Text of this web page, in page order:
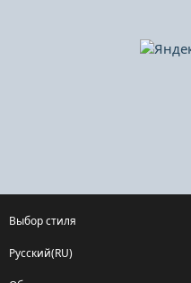
Выбор стиля
Русский(RU)